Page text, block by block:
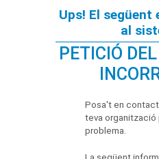
Ups! El següent
al
PETICIÓ
Posa't en
teva organització
problema.